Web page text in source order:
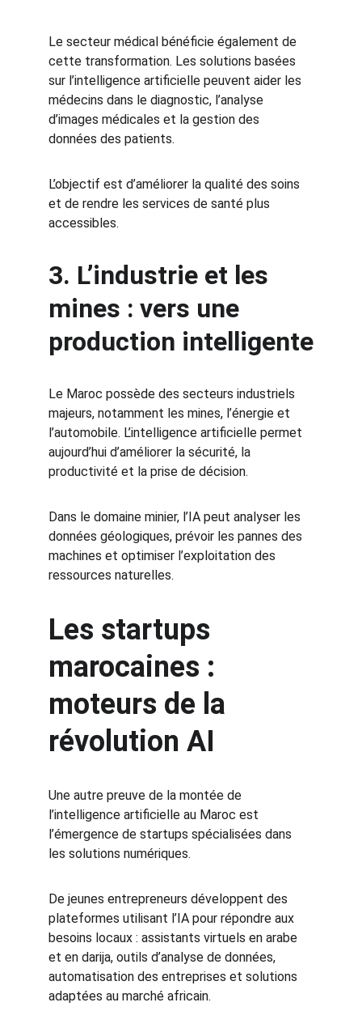
Le secteur médical bénéficie également de
cette transformation. Les solutions basées
sur l’intelligence artificielle peuvent aider les
médecins dans le diagnostic, l’analyse
d’images médicales et la gestion des
données des patients.
L’objectif est d’améliorer la qualité des soins
et de rendre les services de santé plus
accessibles.
3. L’industrie et les
mines : vers une
production intelligente
Le Maroc possède des secteurs industriels
majeurs, notamment les mines, l’énergie et
l’automobile. L’intelligence artificielle permet
aujourd’hui d’améliorer la sécurité, la
productivité et la prise de décision.
Dans le domaine minier, l’IA peut analyser les
données géologiques, prévoir les pannes des
machines et optimiser l’exploitation des
ressources naturelles.
Les startups
marocaines :
moteurs de la
révolution AI
Une autre preuve de la montée de
l’intelligence artificielle au Maroc est
l’émergence de startups spécialisées dans
les solutions numériques.
De jeunes entrepreneurs développent des
plateformes utilisant l’IA pour répondre aux
besoins locaux : assistants virtuels en arabe
et en darija, outils d’analyse de données,
automatisation des entreprises et solutions
adaptées au marché africain.